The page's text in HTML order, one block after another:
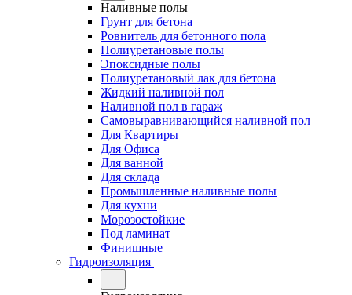
Наливные полы
Грунт для бетона
Ровнитель для бетонного пола
Полиуретановые полы
Эпоксидные полы
Полиуретановый лак для бетона
Жидкий наливной пол
Наливной пол в гараж
Самовыравнивающийся наливной пол
Для Квартиры
Для Офиса
Для ванной
Для склада
Промышленные наливные полы
Для кухни
Морозостойкие
Под ламинат
Финишные
Гидроизоляция